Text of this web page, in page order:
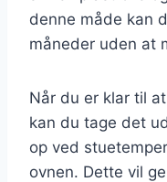
denne måde kan
måneder uden at
Når du er klar til
kan du tage det
op ved
ovnen. Dette vil